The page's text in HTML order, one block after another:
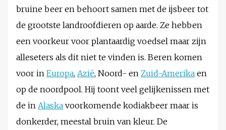
bruine beer en behoort samen met de ijsbeer tot
de grootste landroofdieren op aarde. Ze hebben
een voorkeur voor plantaardig voedsel maar zijn
alleseters als dit niet te vinden is. Beren komen
voor in Europa, Azië, Noord- en Zuid-Amerika en
op de noordpool. Hij toont veel gelijkenissen met
de in Alaska voorkomende kodiakbeer maar is
donkerder, meestal bruin van kleur. De